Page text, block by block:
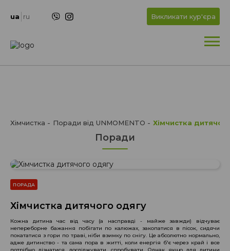
OKua ru Викликати кур'єра
Хімчистка Поради від UNMOMENTO Хімчистка
Поради
ПОРАДА
Хімчистка дитячого одягу
Кожна дитина час від часу (а насправді - майже завжди) відчуває
непереборне бажання побігати по калюжах, закопатися в пісок, сидячи
покататися з гори по траві, ніби взимку по снігу. Це абсолютно нормально,
адже дитинство - та сама пора в житті, коли енергія б'є через край і все